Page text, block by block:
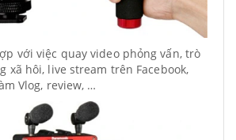
với việc quay video phỏng vấn, trò
xã hôi, live stream trên Facebook,
Vlog, review, …